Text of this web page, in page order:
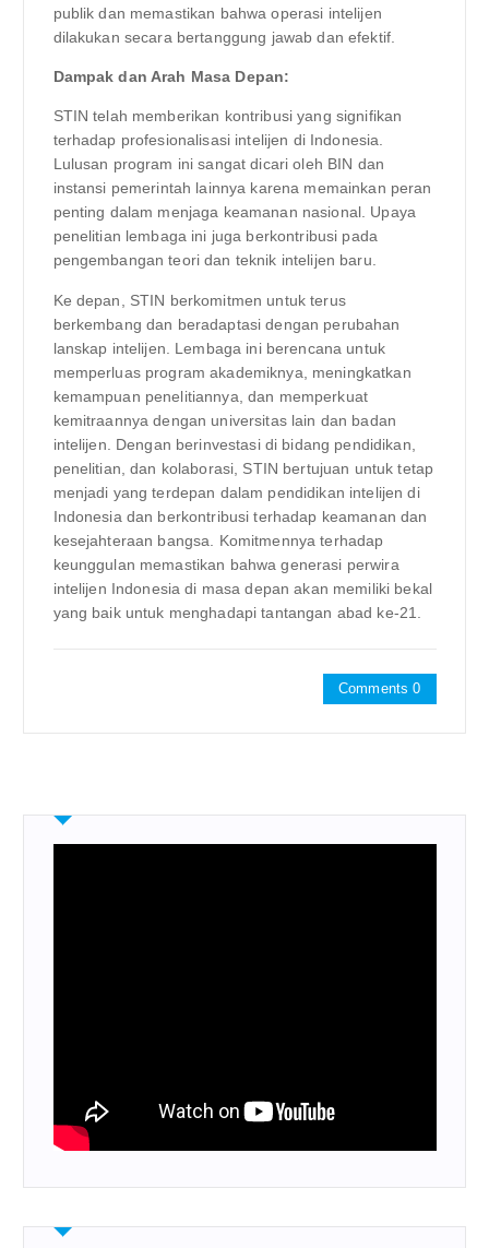
publik dan memastikan bahwa operasi intelijen
dilakukan secara bertanggung jawab dan efektif.
Dampak dan Arah Masa Depan:
STIN telah memberikan kontribusi yang signifikan
terhadap profesionalisasi intelijen di Indonesia.
Lulusan program ini sangat dicari oleh BIN dan
instansi pemerintah lainnya karena memainkan peran
penting dalam menjaga keamanan nasional. Upaya
penelitian lembaga ini juga berkontribusi pada
pengembangan teori dan teknik intelijen baru.
Ke depan, STIN berkomitmen untuk terus
berkembang dan beradaptasi dengan perubahan
lanskap intelijen. Lembaga ini berencana untuk
memperluas program akademiknya, meningkatkan
kemampuan penelitiannya, dan memperkuat
kemitraannya dengan universitas lain dan badan
intelijen. Dengan berinvestasi di bidang pendidikan,
penelitian, dan kolaborasi, STIN bertujuan untuk tetap
menjadi yang terdepan dalam pendidikan intelijen di
Indonesia dan berkontribusi terhadap keamanan dan
kesejahteraan bangsa. Komitmennya terhadap
keunggulan memastikan bahwa generasi perwira
intelijen Indonesia di masa depan akan memiliki bekal
yang baik untuk menghadapi tantangan abad ke-21.
Comments 0